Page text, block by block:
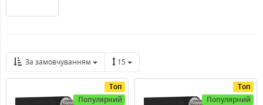
За замовчуванням 15
Топ
Популярний
Топ
Популярний